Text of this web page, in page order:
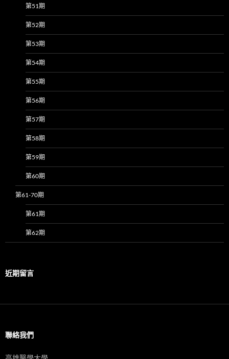
第51期
第52期
第53期
第54期
第55期
第56期
第57期
第58期
第59期
第60期
第61-70期
第61期
第62期
近期留言
聯絡我們